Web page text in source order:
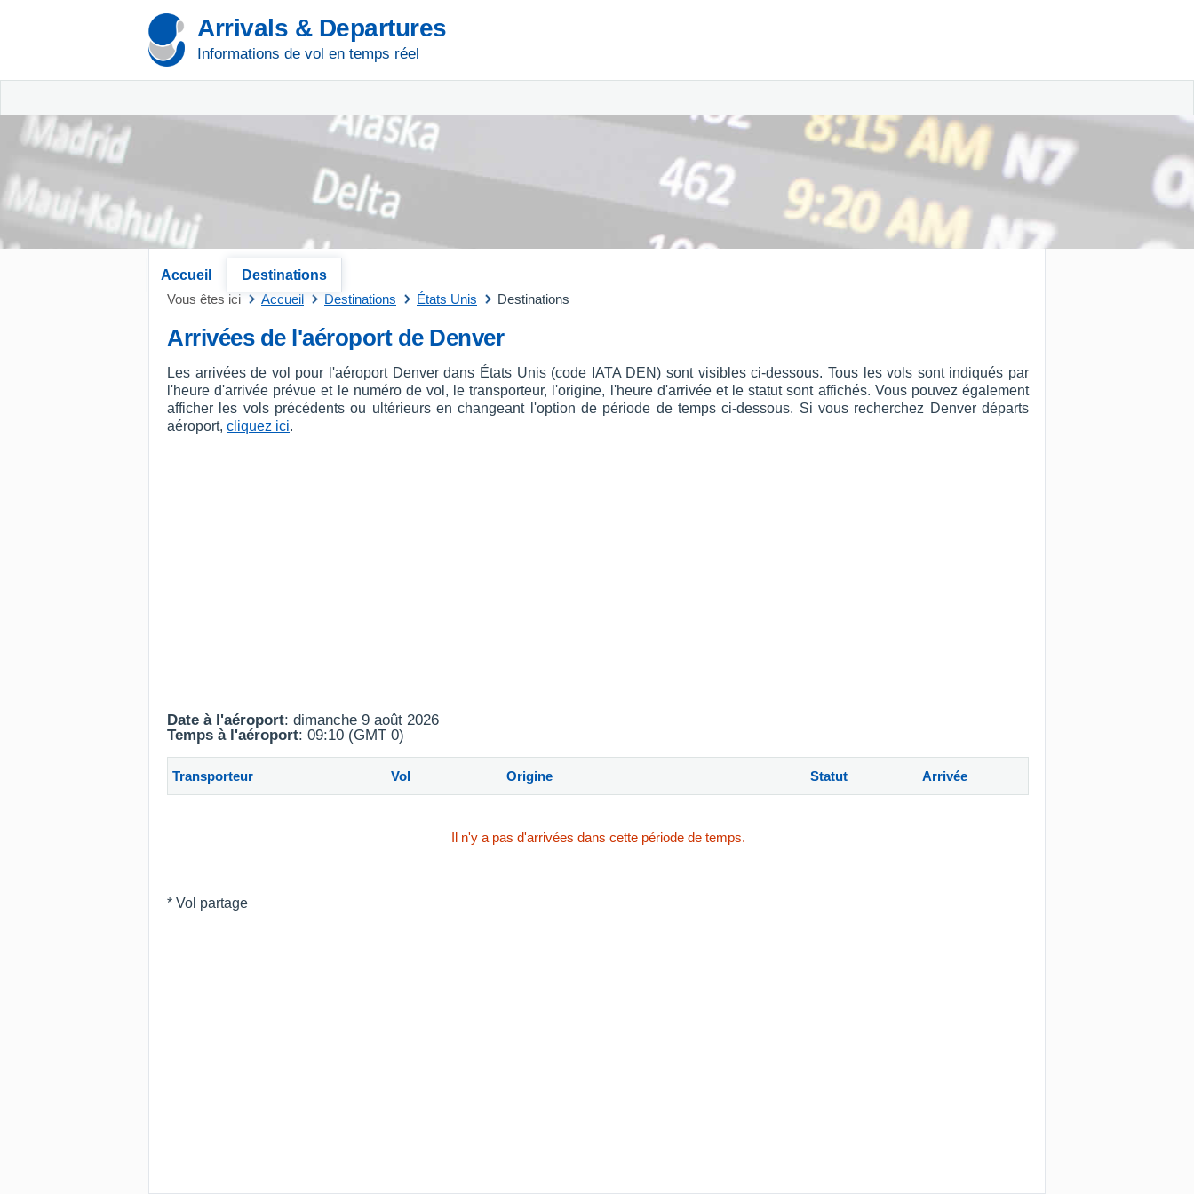
Arrivals & Departures
Informations de vol en temps réel
Accueil
Destinations
Vous êtes ici
Accueil Destinations États Unis Destinations
Arrivées de l'aéroport de Denver
Les arrivées de vol pour l'aéroport Denver dans États Unis (code IATA DEN) sont visibles ci-dessous. Tous les vols sont indiqués par
l'heure d'arrivée prévue et le numéro de vol, le transporteur, l'origine, l'heure d'arrivée et le statut sont affichés. Vous pouvez également
afficher les vols précédents ou ultérieurs en changeant l'option de période de temps ci-dessous. Si vous recherchez Denver départs
aéroport, cliquez ici.
Date à l'aéroport: dimanche 9 août 2026
Temps à l'aéroport: 09:10 (GMT 0)
Transporteur Vol Origine Statut Arrivée
Il n'y a pas d'arrivées dans cette période de temps.
* Vol partage